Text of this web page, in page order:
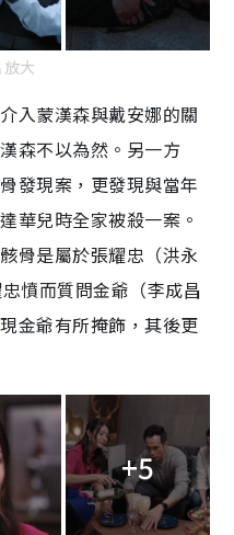
大
入蒙漢森與戴安娜的關
森不以為然。另一方
發現案，更發現與當年
華兒時全家被殺一案。
骨是屬於張耀忠（洪永
憤而質問金爺（李成昌
金爺有所掩飾，其後更
+5